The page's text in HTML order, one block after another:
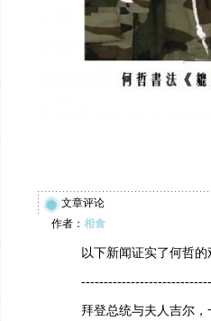
文章评论
作者： 相食
以下新闻证实了何哲的
拜登总统与夫人吉尔